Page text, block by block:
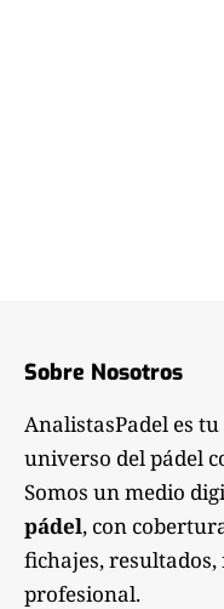
Sobre Nosotros
AnalistasPadel es
universo del pádel
Somos un medio
pádel, con
fichajes,
profesional.